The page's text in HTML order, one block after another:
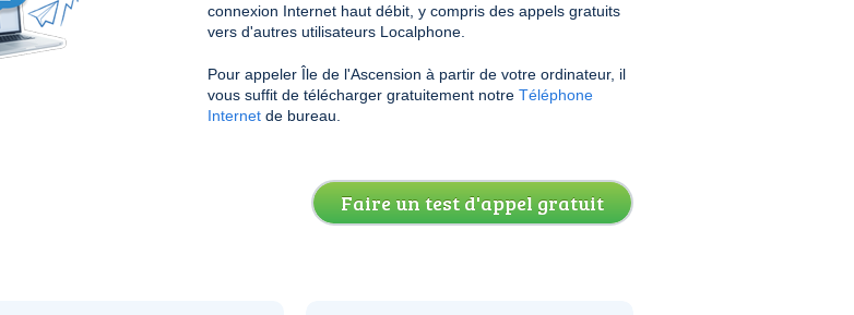
connexion Internet haut débit, y compris des appels gratuits
vers d'autres utilisateurs Localphone.
Pour appeler Île de l'Ascension à partir de votre ordinateur, il
vous suffit de télécharger gratuitement notre Téléphone
Internet de bureau.
Faire un test d'appel gratuit